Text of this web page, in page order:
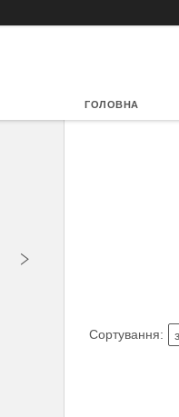
ГОЛОВНА